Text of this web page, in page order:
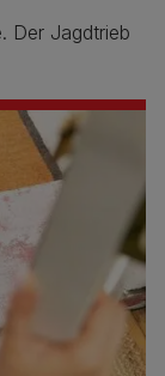
Der Jagdtrieb